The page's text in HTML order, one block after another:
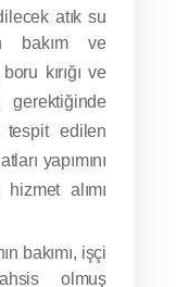
atık su
bakım ve
kırığı ve
gerektiğinde
edilen
yapımını
alımı
bakımı, işçi